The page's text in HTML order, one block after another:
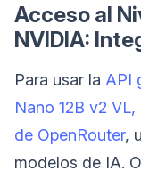
Acceso al
NVIDIA:
Para usar la API
Nano 12B v2
de OpenRouter,
modelos de IA.